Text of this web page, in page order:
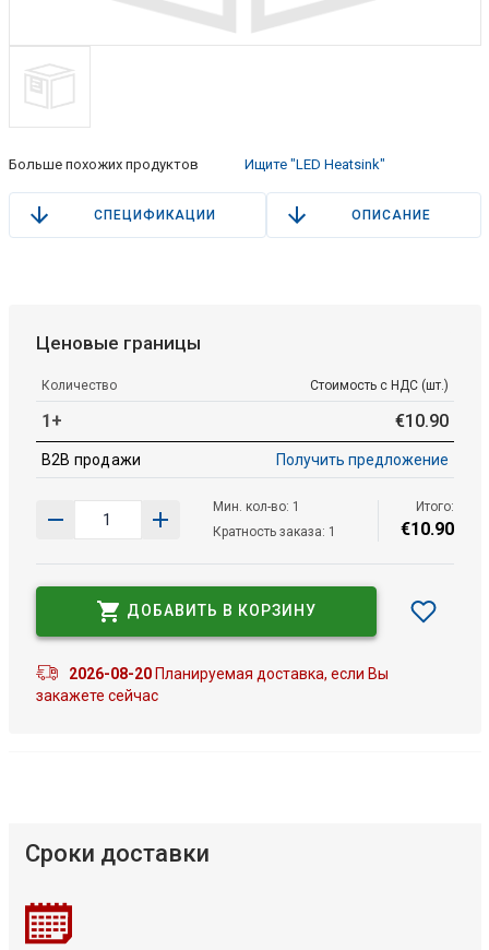
Больше похожих продуктов Ищите "LED Heatsink"
СПЕЦИФИКАЦИИ ОПИСАНИЕ
Ценовые границы
Количество Стоимость с НДС (шт.)
1+ €10.90
B2B продажи Получить предложение
Мин. кол-во: 1
Кратность заказа: 1
Итого:
€10.90
ДОБАВИТЬ В КОРЗИНУ
2026-08-20Планируемая доставка, если Вы
закажете сейчас
Сроки доставки